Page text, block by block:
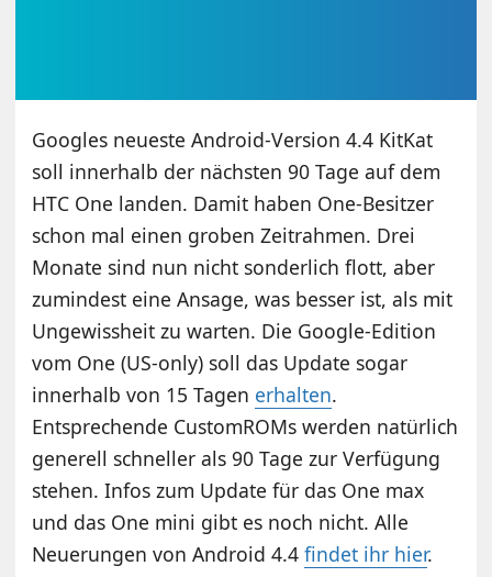
Googles neueste Android-Version 4.4 KitKat
soll innerhalb der nächsten 90 Tage auf dem
HTC One landen. Damit haben One-Besitzer
schon mal einen groben Zeitrahmen. Drei
Monate sind nun nicht sonderlich flott, aber
zumindest eine Ansage, was besser ist, als mit
Ungewissheit zu warten. Die Google-Edition
vom One (US-only) soll das Update sogar
innerhalb von 15 Tagen erhalten.
Entsprechende CustomROMs werden natürlich
generell schneller als 90 Tage zur Verfügung
stehen. Infos zum Update für das One max
und das One mini gibt es noch nicht. Alle
Neuerungen von Android 4.4findet ihr hier.